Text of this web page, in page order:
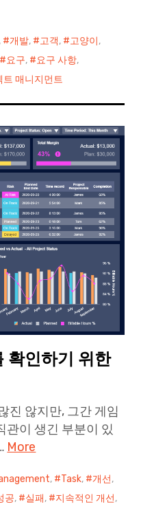
, 개발, 고객, 고양이,
요구, 요구 사항,
트 매니지먼트
확인하기 위한
진 않지만, 그간 게임
관이 생긴 부분이 있
More
, Task, 개선,
공, 실패, 지속적인 개선,